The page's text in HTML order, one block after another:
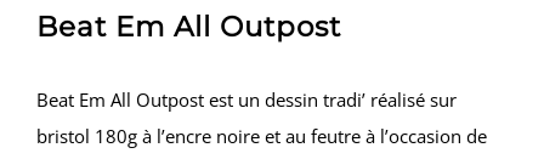
était :
est :
Beat Em All Outpost
Beat Em All Outpost est un dessin tradi’ réalisé sur
bristol 180g à l’encre noire et au feutre à l’occasion de